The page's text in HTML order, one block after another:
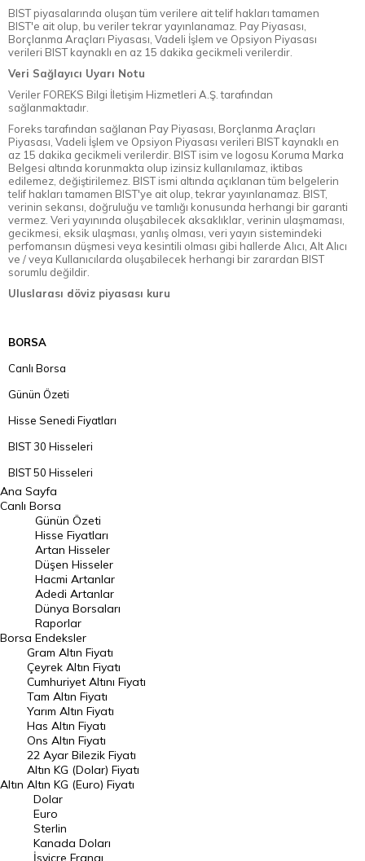
BIST piyasalarında oluşan tüm verilere ait telif hakları tamamen
BIST'e ait olup, bu veriler tekrar yayınlanamaz. Pay Piyasası,
Borçlanma Araçları Piyasası, Vadeli İşlem ve Opsiyon Piyasası
verileri BIST kaynaklı en az 15 dakika gecikmeli verilerdir.
Veri Sağlayıcı Uyarı Notu
Veriler FOREKS Bilgi İletişim Hizmetleri A.Ş. tarafından
sağlanmaktadır.
Foreks tarafından sağlanan Pay Piyasası, Borçlanma Araçları
Piyasası, Vadeli İşlem ve Opsiyon Piyasası verileri BIST kaynaklı en
az 15 dakika gecikmeli verilerdir. BIST isim ve logosu Koruma Marka
Belgesi altında korunmakta olup izinsiz kullanılamaz, iktibas
edilemez, değiştirilemez. BIST ismi altında açıklanan tüm belgelerin
telif hakları tamamen BIST'ye ait olup, tekrar yayınlanamaz. BIST,
verinin sekansı, doğruluğu ve tamlığı konusunda herhangi bir garanti
vermez. Veri yayınında oluşabilecek aksaklıklar, verinin ulaşmaması,
gecikmesi, eksik ulaşması, yanlış olması, veri yayın sistemindeki
perfomansın düşmesi veya kesintili olması gibi hallerde Alıcı, Alt Alıcı
ve / veya Kullanıcılarda oluşabilecek herhangi bir zarardan BIST
sorumlu değildir.
Uluslarası döviz piyasası kuru
BORSA
Canlı Borsa
Günün Özeti
Hisse Senedi Fiyatları
BIST 30 Hisseleri
BIST 50 Hisseleri
BIST 100 Hisseleri
En Çok Artan Hisseler
En Çok Düşen Hisseler
Hacmi Artanlar
Geçmiş Kapanışlar
Dünya Borsaları
Raporlar
Endeksler
DÖVİZ
Döviz Kuru
Dolar Kuru
Euro Kuru
Pound Kuru
Frank Kuru
Ana Sayfa
Canlı Borsa
Borsa
Günün Özeti
Hisse Fiyatları
Artan Hisseler
Düşen Hisseler
Hacmi Artanlar
Adedi Artanlar
Dünya Borsaları
Raporlar
Endeksler
Altın
Gram Altın Fiyatı
Çeyrek Altın Fiyatı
Cumhuriyet Altını Fiyatı
Tam Altın Fiyatı
Yarım Altın Fiyatı
Has Altın Fiyatı
Ons Altın Fiyatı
22 Ayar Bilezik Fiyatı
Altın KG (Dolar) Fiyatı
Altın KG (Euro) Fiyatı
Dolar
Euro
Sterlin
Kanada Doları
İsviçre Frangı